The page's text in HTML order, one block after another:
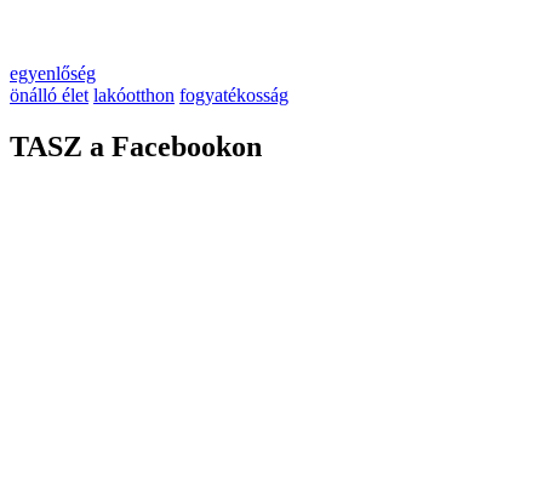
egyenlőség
önálló élet lakóotthon fogyatékosság
TASZ a Facebookon